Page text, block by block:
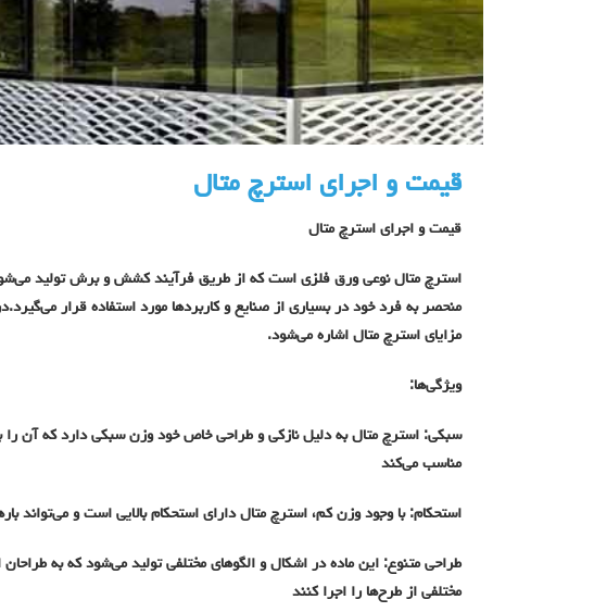
قیمت و اجرای استرچ متال
قیمت و اجرای استرچ متال
استرچ متال نوعی ورق فلزی است که از طریق فرآیند کشش و برش تولید
منحصر به فرد خود در بسیاری از صنایع و کاربردها مورد استفاده قرار
مزایای استرچ متال اشاره می‌شود.
ویژگی‌ها:
سبکی: استرچ متال به دلیل نازکی و طراحی خاص خود وزن سبکی دارد که آن را
مناسب می‌کند
استحکام: با وجود وزن کم، استرچ متال دارای استحکام بالایی است و می‌تواند
طراحی متنوع: این ماده در اشکال و الگوهای مختلفی تولید می‌شود که به طراحان
مختلفی از طرح‌ها را اجرا کنند